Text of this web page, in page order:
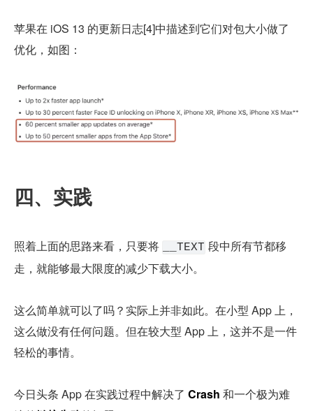
苹果在 iOS 13 的更新日志[4]中描述到它们对包大小做了
优化，如图：
四、实践
照着上面的思路来看，只要将 __TEXT 段中所有节都移
走，就能够最大限度的减少下载大小。
这么简单就可以了吗？实际上并非如此。在小型 App 上，
这么做没有任何问题。但在较大型 App 上，这并不是一件
轻松的事情。
今日头条 App 在实践过程中解决了 Crash 和一个极为难